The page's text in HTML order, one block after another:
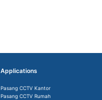
Applications
Pasang CCTV Kantor
Pasang CCTV Rumah